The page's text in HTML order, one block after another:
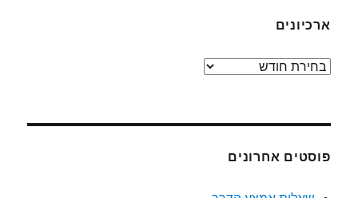
ארכיונים
ארכיונים
פוסטים אחרונים